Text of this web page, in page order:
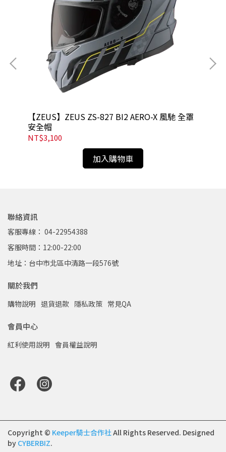
【ZEUS】ZEUS ZS-827 BI2 AERO-X 風馳 全罩
安全帽
NT$3,100
加入購物車
聯絡資訊
客服專線： 04-22954388
客服時間：12:00-22:00
地址：台中市北區中清路一段576號
關於我們
購物說明 退貨退款 隱私政策 常見QA
會員中心
紅利使用說明 會員權益說明
Copyright © Keeper騎士合作社All Rights Reserved. Designed
by CYBERBIZ.